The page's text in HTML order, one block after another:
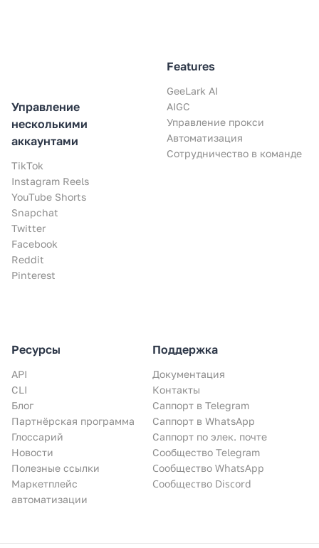
Управление
несколькими
аккаунтами
TikTok
Instagram Reels
YouTube Shorts
Snapchat
Twitter
Facebook
Reddit
Pinterest
Features
GeeLark AI
AIGC
Управление прокси
Автоматизация
Сотрудничество в команде
Ресурсы
API
CLI
Блог
Партнёрская программа
Глоссарий
Новости
Полезные ссылки
Маркетплейс
автоматизации
Поддержка
Документация
Контакты
Саппорт в Telegram
Саппорт в WhatsApp
Саппорт по элек. почте
Сообщество Telegram
Сообщество WhatsApp
Сообщество Discord